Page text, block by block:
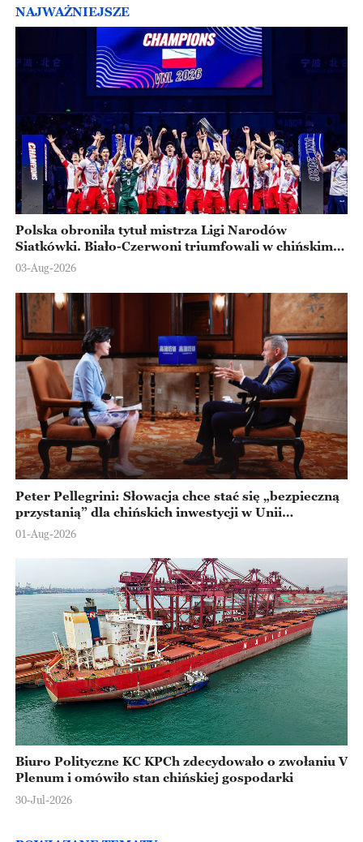
NAJWAŻNIEJSZE
Polska obroniła tytuł mistrza Ligi Narodów
Siatkówki. Biało-Czerwoni triumfowali w chińskim
Ningbo
03-Aug-2026
Peter Pellegrini: Słowacja chce stać się „bezpieczną
przystanią” dla chińskich inwestycji w Unii
Europejskiej
01-Aug-2026
Biuro Polityczne KC KPCh zdecydowało o zwołaniu V
Plenum i omówiło stan chińskiej gospodarki
30-Jul-2026